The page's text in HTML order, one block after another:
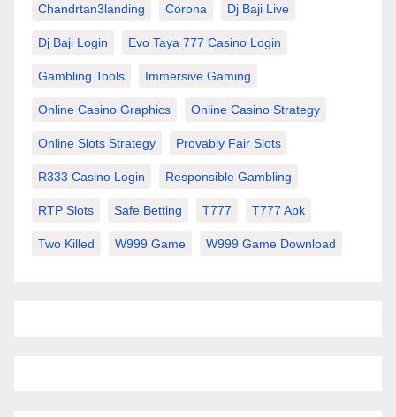
Chandrtan3landing Corona Dj Baji Live
Dj Baji Login Evo Taya 777 Casino Login
Gambling Tools Immersive Gaming
Online Casino Graphics Online Casino Strategy
Online Slots Strategy Provably Fair Slots
R333 Casino Login Responsible Gambling
RTP Slots Safe Betting T777 T777 Apk
Two Killed W999 Game W999 Game Download